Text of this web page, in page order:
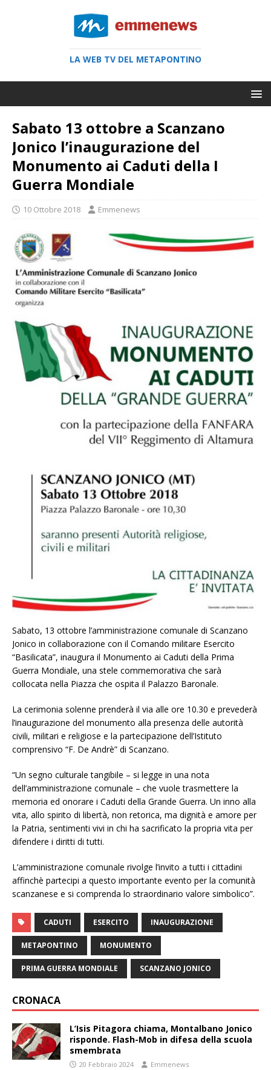
LA WEB TV DEL METAPONTINO
Sabato 13 ottobre a Scanzano
Jonico l’inaugurazione del
Monumento ai Caduti della I
Guerra Mondiale
10 Ottobre 2018 Emmenews
Sabato, 13 ottobre l’amministrazione comunale di Scanzano
Jonico in collaborazione con il Comando militare Esercito
“Basilicata”, inaugura il Monumento ai Caduti della Prima
Guerra Mondiale, una stele commemorativa che sarà
collocata nella Piazza che ospita il Palazzo Baronale.
La cerimonia solenne prenderà il via alle ore 10.30 e prevederà
l’inaugurazione del monumento alla presenza delle autorità
civili, militari e religiose e la partecipazione dell’Istituto
comprensivo “F. De Andrè” di Scanzano.
“Un segno culturale tangibile – si legge in una nota
dell’amministrazione comunale – che vuole trasmettere la
memoria ed onorare i Caduti della Grande Guerra. Un inno alla
vita, allo spirito di libertà, non retorica, ma dignità e amore per
la Patria, sentimenti vivi in chi ha sacrificato la propria vita per
difendere i diritti di tutti.
L’amministrazione comunale rivolge l’invito a tutti i cittadini
affinchè partecipi a questo importante evento per la comunità
scanzanese e si comprenda lo straordinario valore simbolico”.
CADUTI ESERCITO INAUGURAZIONE
METAPONTINO MONUMENTO
PRIMA GUERRA MONDIALE SCANZANO JONICO
CRONACA
L’Isis Pitagora chiama, Montalbano Jonico
risponde. Flash-Mob in difesa della scuola
smembrata
20 Febbraio 2024 Emmenews